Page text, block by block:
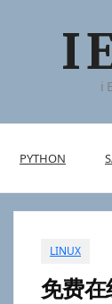
PYTHON
LINUX
免费